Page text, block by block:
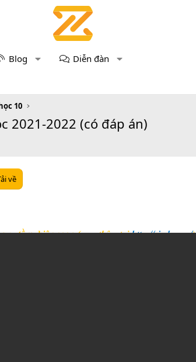
Blog Diễn đàn
10
2021-2022 (có đáp án)
về